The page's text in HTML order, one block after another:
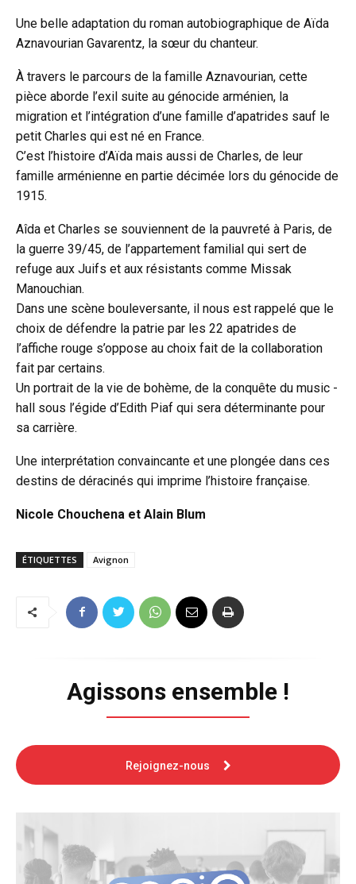
Une belle adaptation du roman autobiographique de Aïda
Aznavourian Gavarentz, la sœur du chanteur.
À travers le parcours de la famille Aznavourian, cette
pièce aborde l’exil suite au génocide arménien, la
migration et l’intégration d’une famille d’apatrides sauf le
petit Charles qui est né en France.
C’est l’histoire d’Aïda mais aussi de Charles, de leur
famille arménienne en partie décimée lors du génocide de
1915.
Aîda et Charles se souviennent de la pauvreté à Paris, de
la guerre 39/45, de l’appartement familial qui sert de
refuge aux Juifs et aux résistants comme Missak
Manouchian.
Dans une scène bouleversante, il nous est rappelé que le
choix de défendre la patrie par les 22 apatrides de
l’affiche rouge s’oppose au choix fait de la collaboration
fait par certains.
Un portrait de la vie de bohème, de la conquête du music -
hall sous l’égide d’Edith Piaf qui sera déterminante pour
sa carrière.
Une interprétation convaincante et une plongée dans ces
destins de déracinés qui imprime l’histoire française.
Nicole Chouchena et Alain Blum
ÉTIQUETTES Avignon
Agissons ensemble !
Rejoignez-nous